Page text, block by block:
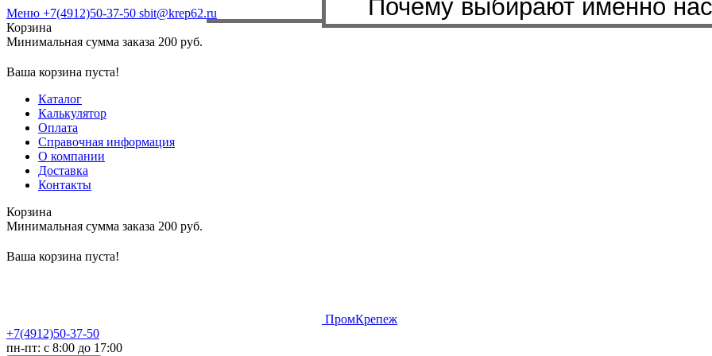
Меню +7(4912)50-37-50 sbit@krep62.ru
Корзина
Минимальная сумма заказа 200 руб.
Ваша корзина пуста!
Каталог
Калькулятор
Оплата
Справочная информация
О компании
Доставка
Контакты
Корзина
Минимальная сумма заказа 200 руб.
Ваша корзина пуста!
ПромКрепеж
+7(4912)50-37-50
пн-пт: с 8:00 до 17:00
Почему выбирают именно